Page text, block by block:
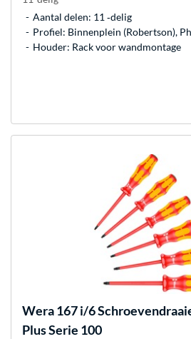
Aantal delen: 11 ‐delig
Profiel: Binnenplein (Robertson),
Houder: Rack voor wandmontage
Wera167 i/6
Plus Serie 100